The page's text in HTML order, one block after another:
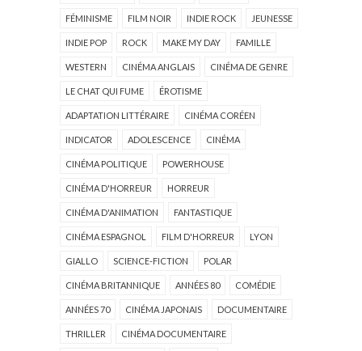
FÉMINISME FILM NOIR INDIE ROCK JEUNESSE
INDIE POP ROCK MAKE MY DAY FAMILLE
WESTERN CINÉMA ANGLAIS CINÉMA DE GENRE
LE CHAT QUI FUME ÉROTISME
ADAPTATION LITTÉRAIRE CINÉMA CORÉEN
INDICATOR ADOLESCENCE CINÉMA
CINÉMA POLITIQUE POWERHOUSE
CINÉMA D'HORREUR HORREUR
CINÉMA D'ANIMATION FANTASTIQUE
CINÉMA ESPAGNOL FILM D'HORREUR LYON
GIALLO SCIENCE-FICTION POLAR
CINÉMA BRITANNIQUE ANNÉES 80 COMÉDIE
ANNÉES 70 CINÉMA JAPONAIS DOCUMENTAIRE
THRILLER CINÉMA DOCUMENTAIRE